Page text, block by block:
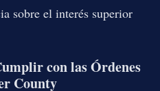
sobre el interés superior
con las Órdenes
County